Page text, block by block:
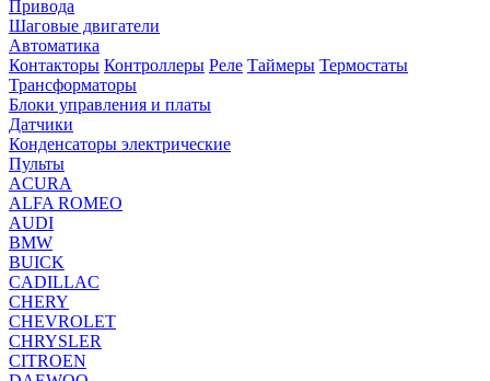
Привода
Шаговые двигатели
Автоматика
Контакторы Контроллеры Реле Таймеры Термостаты
Трансформаторы
Блоки управления и платы
Датчики
Конденсаторы электрические
Пульты
ACURA
ALFA ROMEO
AUDI
BMW
BUICK
CADILLAC
CHERY
CHEVROLET
CHRYSLER
CITROEN